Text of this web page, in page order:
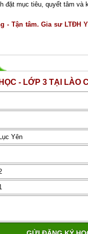
đặt mục tiêu, quyết tâm
- Tận tâm. Gia sư LTĐH
- LỚP 3 TẠI LÀO